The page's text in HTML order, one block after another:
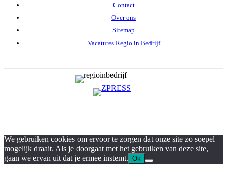
Contact
Over ons
Sitemap
Vacatures Regio in Bedrijf
We gebruiken cookies om ervoor te zorgen dat onze site zo soepel
mogelijk draait. Als je doorgaat met het gebruiken van deze site,
gaan we ervan uit dat je ermee instemt. Ok